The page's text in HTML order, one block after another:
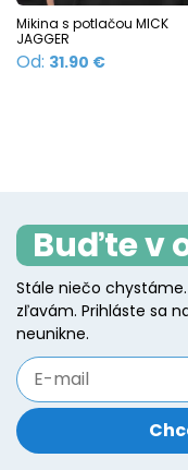
Mikina s potlačou MICK
JAGGER
Od: 31.90 €
Buďte v
Stále niečo
zľavám. Prihláste sa
neunikne.